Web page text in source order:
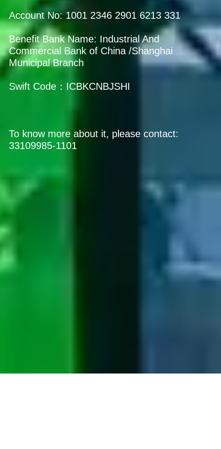
Account No: 1001 2346 2901 6213 331
Benefit Bank Name: Industrial And
Commercial Bank of China /Shanghai
Municipal Branch
Swift Code：ICBKCNBJSHI
To know more about it, please contact:
33109985-1101